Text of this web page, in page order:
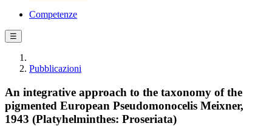
Competenze
☰
Pubblicazioni
An integrative approach to the taxonomy of the
pigmented European Pseudomonocelis Meixner,
1943 (Platyhelminthes: Proseriata)